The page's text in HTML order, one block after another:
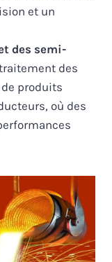
et un
des semi-
des
produits
où des